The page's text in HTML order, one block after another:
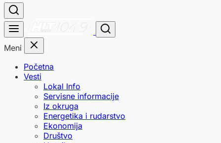
Meni
Početna
Vesti
Lokal Info
Servisne informacije
Iz okruga
Energetika i rudarstvo
Ekonomija
Društvo